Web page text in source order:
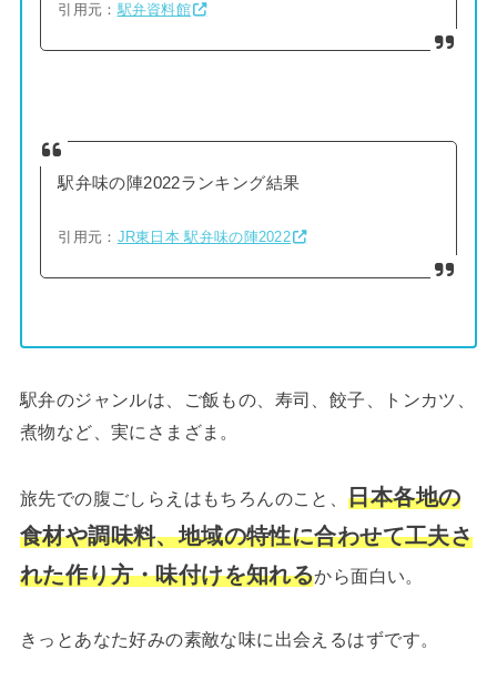
引用元：駅弁資料館
駅弁味の陣2022ランキング結果
引用元： JR東日本 駅弁味の陣2022
駅弁のジャンルは、ご飯もの、寿司、餃子、トンカツ、
煮物など、実にさまざま。
旅先での腹ごしらえはもちろんのこと、 日本各地の
食材や調味料、地域の特性に合わせて工夫さ
れた作り方・味付けを知れるから面白い。
きっとあなた好みの素敵な味に出会えるはずです。